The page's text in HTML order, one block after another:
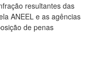
resultantes das
ANEEL e as agências
de penas